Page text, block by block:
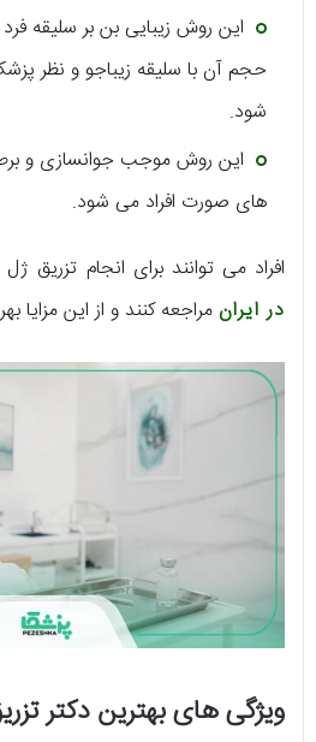
این روش زیبایی بن بر سلیقه
حجم آن با سلیقه زیباجو و نظر
شود.
این روش موجب جوانسازی و
های صورت افراد می شود.
افراد می توانند برای انجام تزریق ژل
در ایرانمراجعه کنند و از این مزایا
ویژگی های بهترین دکتر